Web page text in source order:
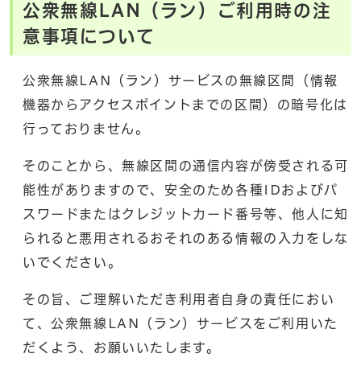
公衆無線LAN（ラン）ご利用時の注
意事項について
公衆無線LAN（ラン）サービスの無線区間（情報
機器からアクセスポイントまでの区間）の暗号化は
行っておりません。
そのことから、無線区間の通信内容が傍受される可
能性がありますので、安全のため各種IDおよびパ
スワードまたはクレジットカード番号等、他人に知
られると悪用されるおそれのある情報の入力をしな
いでください。
その旨、ご理解いただき利用者自身の責任におい
て、公衆無線LAN（ラン）サービスをご利用いた
だくよう、お願いいたします。